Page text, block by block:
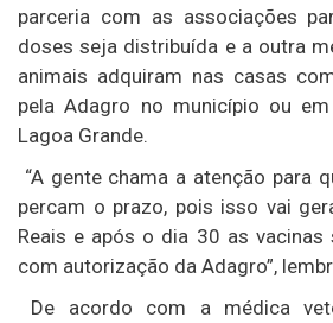
parceria com as associações
doses seja distribuída e a outra
animais adquiram nas casas
pela Adagro no município ou
Lagoa Grande.
“A gente chama a atenção para
percam o prazo, pois isso vai
Reais e após o dia 30 as vacinas
com autorização da Adagro”,
De acordo com a médica